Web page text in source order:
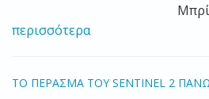
περισσότερα
TO ΠΕΡΑΣΜΑ ΤΟΥ SENTINEL 2